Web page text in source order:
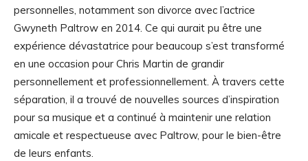
personnelles, notamment son divorce avec l’actrice
Gwyneth Paltrow en 2014. Ce qui aurait pu être une
expérience dévastatrice pour beaucoup s’est transformé
en une occasion pour Chris Martin de grandir
personnellement et professionnellement. À travers cette
séparation, il a trouvé de nouvelles sources d’inspiration
pour sa musique et a continué à maintenir une relation
amicale et respectueuse avec Paltrow, pour le bien-être
de leurs enfants.